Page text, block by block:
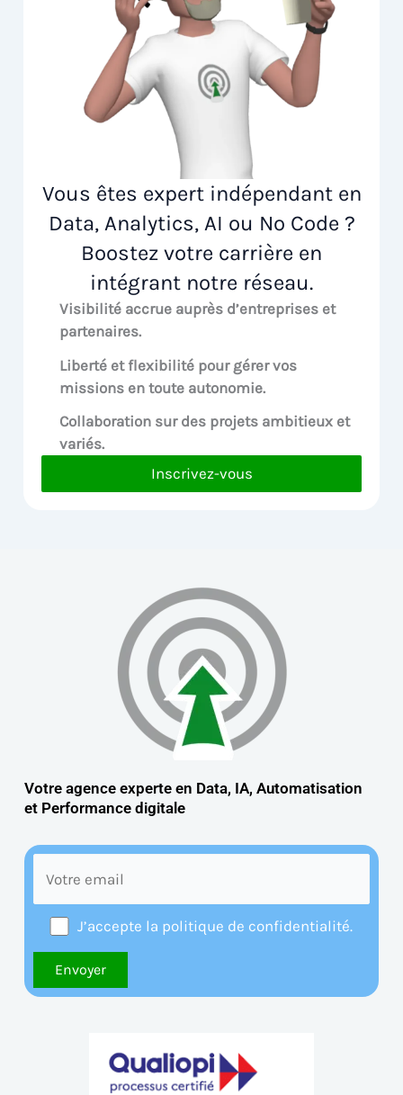
Vous êtes expert indépendant en
Data, Analytics, AI ou No Code ?
Boostez votre carrière en
intégrant notre réseau.
Visibilité accrue auprès d’entreprises et
partenaires.
Liberté et flexibilité pour gérer vos
missions en toute autonomie.
Collaboration sur des projets ambitieux et
variés.
Inscrivez-vous
Votre agence experte en Data, IA, Automatisation
et Performance digitale
J’accepte la politique de confidentialité.